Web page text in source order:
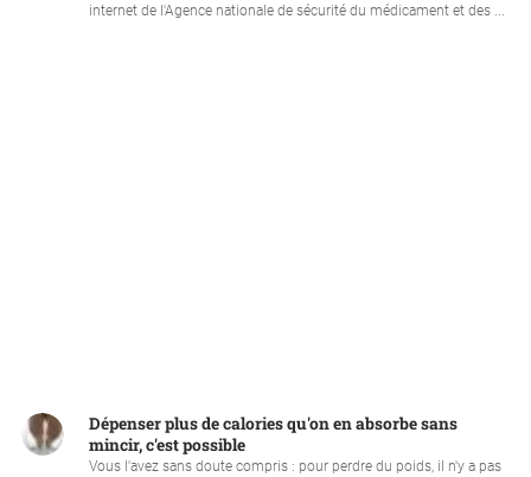
internet de l'Agence nationale de sécurité du médicament et des ...
Dépenser plus de calories qu'on en absorbe sans
mincir, c'est possible
Vous l'avez sans doute compris : pour perdre du poids, il n'y a pas